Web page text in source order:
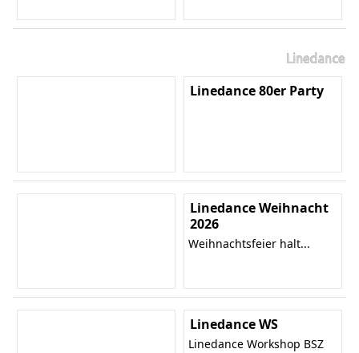
Linedance
Linedance 80er Party
Linedance Weihnacht
2026
Weihnachtsfeier halt...
Linedance WS
Linedance Workshop BSZ